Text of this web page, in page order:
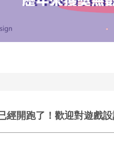
經開跑了！歡迎對遊戲